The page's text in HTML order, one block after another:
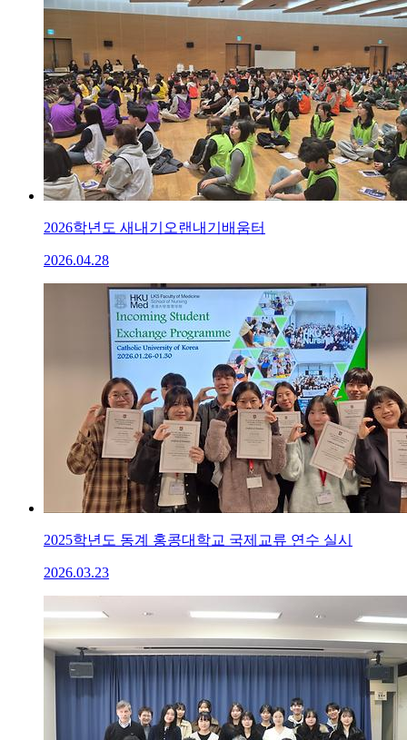
2026학년도 새내기오랜내기배움터
2026.04.28
2025학년도 동계 홍콩대학교 국제교류 연수 실시
2026.03.23